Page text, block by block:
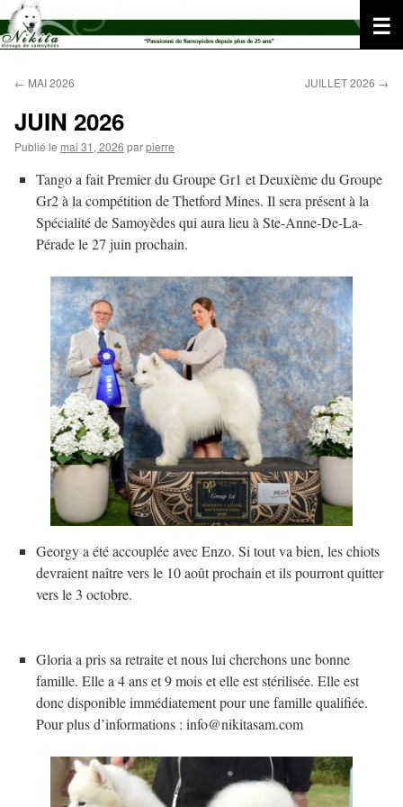
Aller
au
contenu
← MAI 2026 JUILLET 2026 →
JUIN 2026
Publié le mai 31, 2026 parpierre
Tango a fait Premier du Groupe Gr1 et Deuxième du Groupe
Gr2 à la compétition de Thetford Mines. Il sera présent à la
Spécialité de Samoyèdes qui aura lieu à Ste-Anne-De-La-
Pérade le 27 juin prochain.
Georgy a été accouplée avec Enzo. Si tout va bien, les chiots
devraient naître vers le 10 août prochain et ils pourront quitter
vers le 3 octobre.
Gloria a pris sa retraite et nous lui cherchons une bonne
famille. Elle a 4 ans et 9 mois et elle est stérilisée. Elle est
donc disponible immédiatement pour une famille qualifiée.
Pour plus d’informations : info@nikitasam.com